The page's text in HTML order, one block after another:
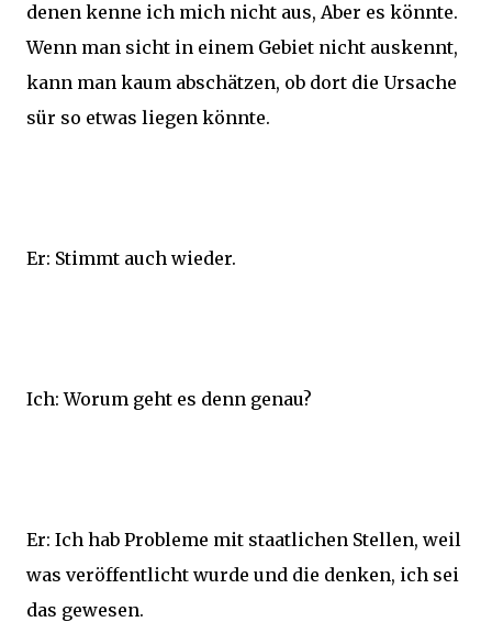
denen kenne ich mich nicht aus, Aber es könnte.
Wenn man sicht in einem Gebiet nicht auskennt,
kann man kaum abschätzen, ob dort die Ursache
sür so etwas liegen könnte.
Er: Stimmt auch wieder.
Ich: Worum geht es denn genau?
Er: Ich hab Probleme mit staatlichen Stellen, weil
was veröffentlicht wurde und die denken, ich sei
das gewesen.